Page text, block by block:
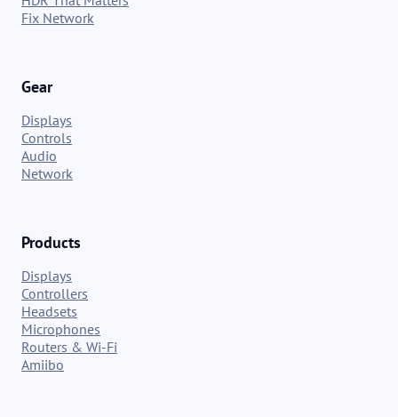
Fix Network
Gear
Displays
Controls
Audio
Network
Products
Displays
Controllers
Headsets
Microphones
Routers & Wi-Fi
Amiibo